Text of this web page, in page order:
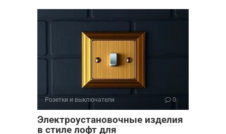
Розетки и выключатели 0
Электроустановочные изделия
в стиле лофт для